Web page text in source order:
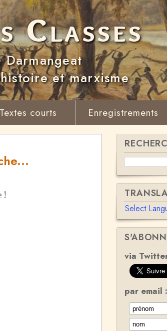
Classes
et marxisme
Textes courts Enregistrements
!
Select
via
par email :